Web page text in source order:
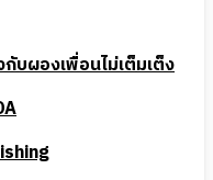
บผองเพื่อนไม่เต็มเต็ง